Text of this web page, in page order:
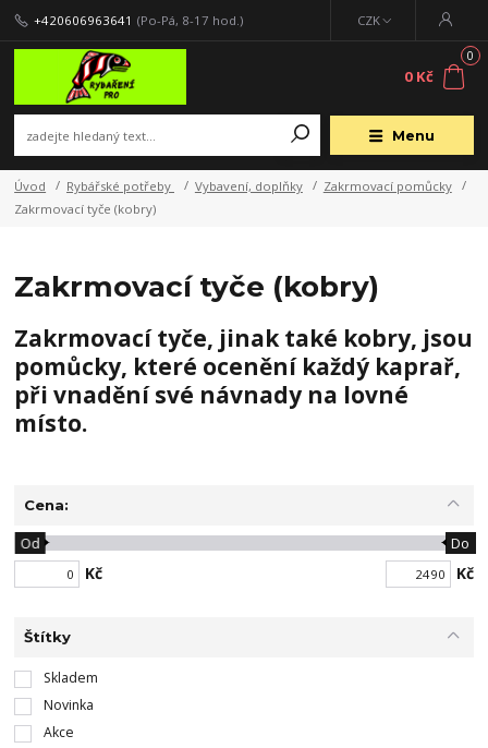
Menu
CZK
+420606963641 (Po-Pá, 8-17 hod.)
0
0 Kč
Úvod Rybářské potřeby Vybavení, doplňky
Zakrmovací pomůcky
Zakrmovací tyče (kobry)
Zakrmovací tyče (kobry)
Zakrmovací tyče, jinak také kobry, jsou
pomůcky, které ocenění každý kaprař,
při vnadění své návnady na lovné
místo.
Cena:
Kč
Od Do
Kč
Štítky
Skladem
Novinka
Akce